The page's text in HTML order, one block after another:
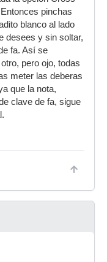
pinchas
blanco al lado
desees y sin soltar,
fa. Así se
pero ojo, todas
meter las deberas
que la nota,
clave de fa, sigue